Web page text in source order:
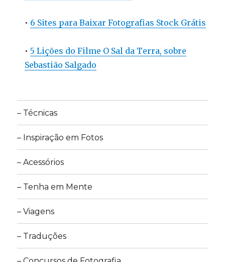
• 6 Sites para Baixar Fotografias Stock Grátis
•5 Lições do Filme O Sal da Terra, sobre
Sebastião Salgado
– Técnicas
– Inspiração em Fotos
– Acessórios
– Tenha em Mente
– Viagens
– Traduções